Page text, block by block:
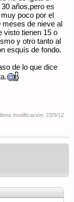
años,pero es
poco por el
de nieve al
visto tienen 15 o
y otro tanto al
esquís de fondo.
de lo que dice
modificación: 23/9/12